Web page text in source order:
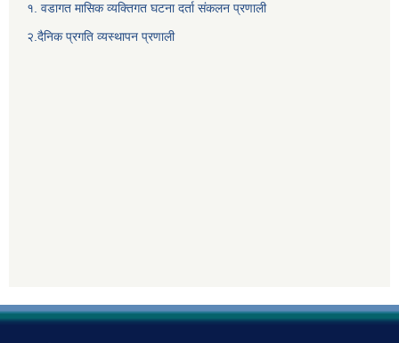
१. वडागत मासिक व्यक्तिगत घटना दर्ता संकलन प्रणाली
२.दैनिक प्रगति व्यस्थापन प्रणाली